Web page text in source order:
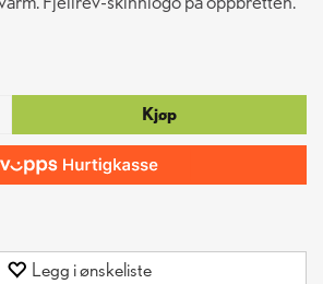
Kjøp
Legg i ønskeliste